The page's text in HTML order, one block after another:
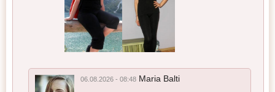
06.08.2026 - 08:48 Maria Balti